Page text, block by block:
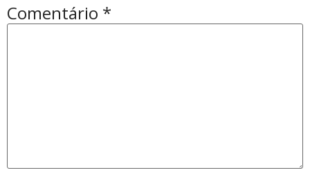
Comentário *